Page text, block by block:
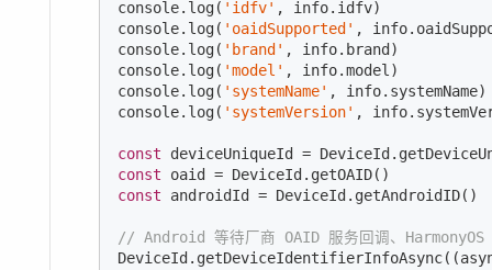
console.log( 'idfv'
console.log( 'oaidSupported'
console.log( 'brand'
console.log( 'model'
console.log( 'systemName'
console.log( 'systemVersion' ,
const
const
const androidId = DeviceId.getAndroidID()
// Android 等待厂商 OAID 服务回调、HarmonyOS
DeviceId.getDeviceIdentifierInfoAsync( (